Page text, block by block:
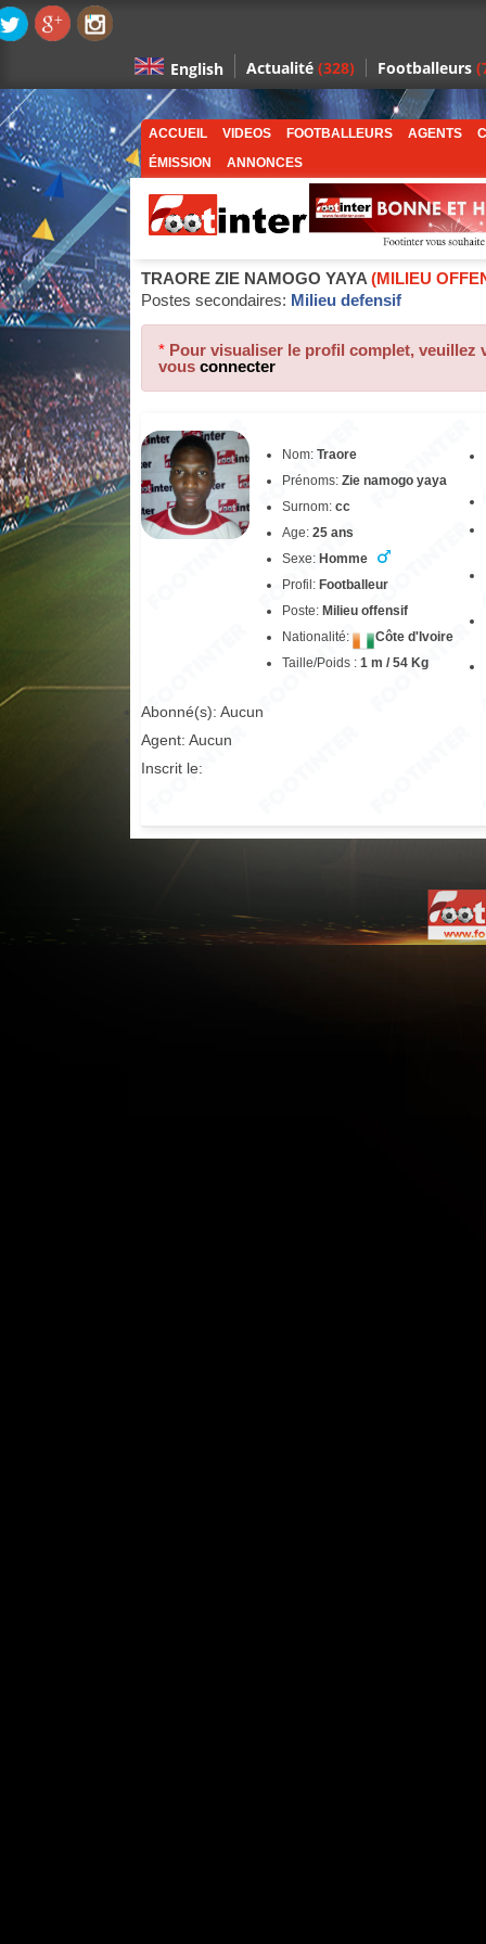
English Actualité (328) Footballeurs
ACCUEIL VIDEOS FOOTBALLEURS AGENTS
ÉMISSION
ANNONCES
TRAORE ZIE NAMOGO YAYA (MILIEU
Postes secondaires: Milieu defensif
* Pour visualiser le profil complet, veuillez
vous connecter
Nom: Traore
Prénoms: Zie namogo yaya
Surnom: cc
Age: 25 ans
Sexe: Homme
Profil: Footballeur
Poste: Milieu offensif
Nationalité:
Côte d'Ivoire
Taille/Poids : 1 m / 54 Kg
Abonné(s): Aucun
Agent: Aucun
Inscrit le: